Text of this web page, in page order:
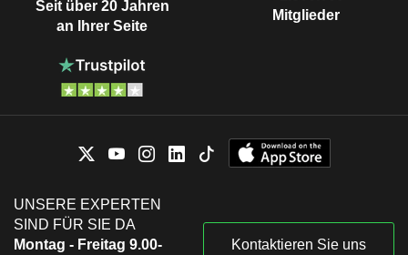
Seit über 20 Jahren
an Ihrer Seite
Mitglieder
UNSERE EXPERTEN
SIND FÜR SIE DA
Montag - Freitag 9.00-
Kontaktieren Sie uns